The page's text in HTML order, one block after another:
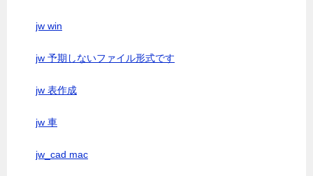
jw win
jw 予期しないファイル形式です
jw 表作成
jw 車
jw_cad mac